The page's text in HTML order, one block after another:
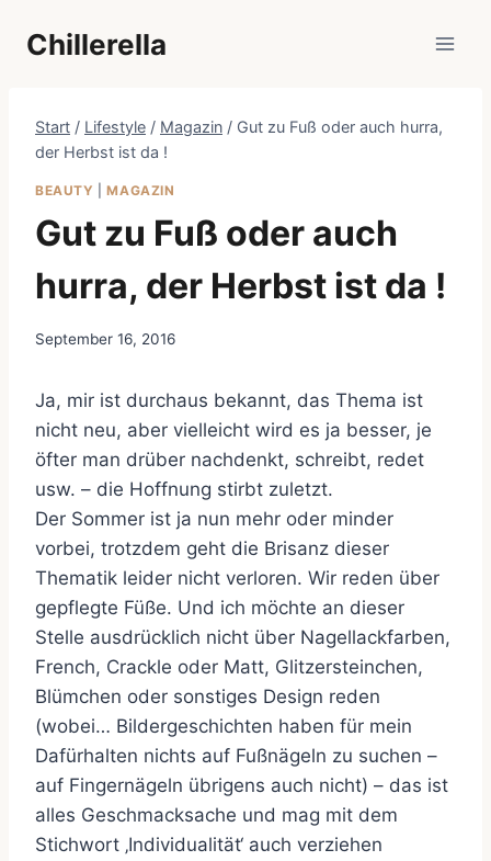
InhaltChillerella
Start / Lifestyle / Magazin / Gut zu Fuß oder auch hurra,
der Herbst ist da !
BEAUTY |MAGAZIN
Gut zu Fuß oder auch
hurra, der Herbst ist da !
September 16, 2016
Ja, mir ist durchaus bekannt, das Thema ist
nicht neu, aber vielleicht wird es ja besser, je
öfter man drüber nachdenkt, schreibt, redet
usw. – die Hoffnung stirbt zuletzt.
Der Sommer ist ja nun mehr oder minder
vorbei, trotzdem geht die Brisanz dieser
Thematik leider nicht verloren. Wir reden über
gepflegte Füße. Und ich möchte an dieser
Stelle ausdrücklich nicht über Nagellackfarben,
French, Crackle oder Matt, Glitzersteinchen,
Blümchen oder sonstiges Design reden
(wobei… Bildergeschichten haben für mein
Dafürhalten nichts auf Fußnägeln zu suchen –
auf Fingernägeln übrigens auch nicht) – das ist
alles Geschmacksache und mag mit dem
Stichwort ‚Individualität‘ auch verziehen